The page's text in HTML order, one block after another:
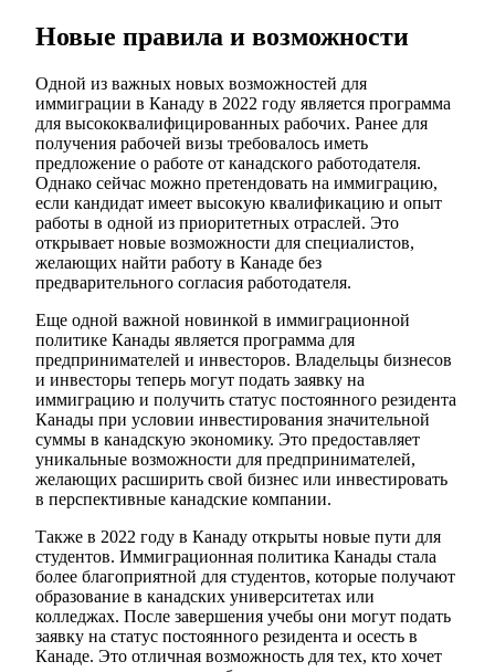
Новые правила и возможности
Одной из важных новых возможностей для
иммиграции в Канаду в 2022 году является программа
для высококвалифицированных рабочих. Ранее для
получения рабочей визы требовалось иметь
предложение о работе от канадского работодателя.
Однако сейчас можно претендовать на иммиграцию,
если кандидат имеет высокую квалификацию и опыт
работы в одной из приоритетных отраслей. Это
открывает новые возможности для специалистов,
желающих найти работу в Канаде без
предварительного согласия работодателя.
Еще одной важной новинкой в иммиграционной
политике Канады является программa для
предпринимателей и инвесторов. Владельцы бизнесов
и инвесторы теперь могут подать заявку на
иммиграцию и получить статус постоянного резидента
Канады при условии инвестирования значительной
суммы в канадскую экономику. Это предоставляет
уникальные возможности для предпринимателей,
желающих расширить свой бизнес или инвестировать
в перспективные канадские компании.
Также в 2022 году в Канаду открыты новые пути для
студентов. Иммиграционная политика Канады стала
более благоприятной для студентов, которые получают
образование в канадских университетах или
колледжах. После завершения учебы они могут подать
заявку на статус постоянного резидента и осесть в
Канаде. Это отличная возможность для тех, кто хочет